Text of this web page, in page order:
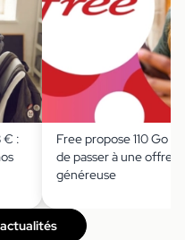
€ :
Free propose 110 Go à
de passer à une offre
généreuse